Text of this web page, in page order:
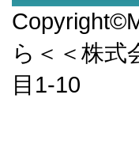
ら＜＜株式
目1-10